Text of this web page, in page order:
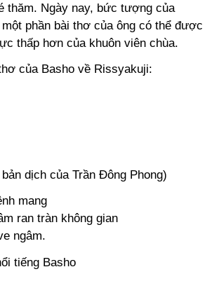
thăm. Ngày nay, bức tượng của
phần bài thơ của ông có thể được
thấp hơn của khuôn viên chùa.
của Basho về Rissyakuji:
dịch của Trần Đông Phong)
mang
ran tràn không gian
ngâm.
tiếng Basho